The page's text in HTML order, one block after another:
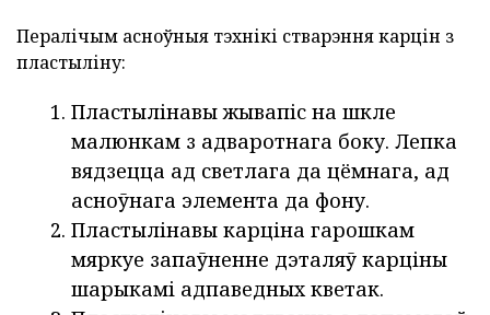
Пералічым асноўныя тэхнікі стварэння карцін з
пластыліну:
Пластылінавы жывапіс на шкле
малюнкам з адваротнага боку. Лепка
вядзецца ад светлага да цёмнага, ад
асноўнага элемента да фону.
Пластылінавы карціна гарошкам
мяркуе запаўненне дэталяў карціны
шарыкамі адпаведных кветак.